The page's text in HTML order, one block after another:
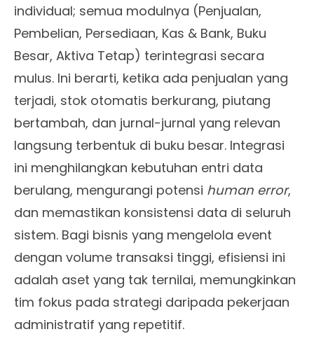
individual; semua modulnya (Penjualan,
Pembelian, Persediaan, Kas & Bank, Buku
Besar, Aktiva Tetap) terintegrasi secara
mulus. Ini berarti, ketika ada penjualan yang
terjadi, stok otomatis berkurang, piutang
bertambah, dan jurnal-jurnal yang relevan
langsung terbentuk di buku besar. Integrasi
ini menghilangkan kebutuhan entri data
berulang, mengurangi potensi human error,
dan memastikan konsistensi data di seluruh
sistem. Bagi bisnis yang mengelola event
dengan volume transaksi tinggi, efisiensi ini
adalah aset yang tak ternilai, memungkinkan
tim fokus pada strategi daripada pekerjaan
administratif yang repetitif.